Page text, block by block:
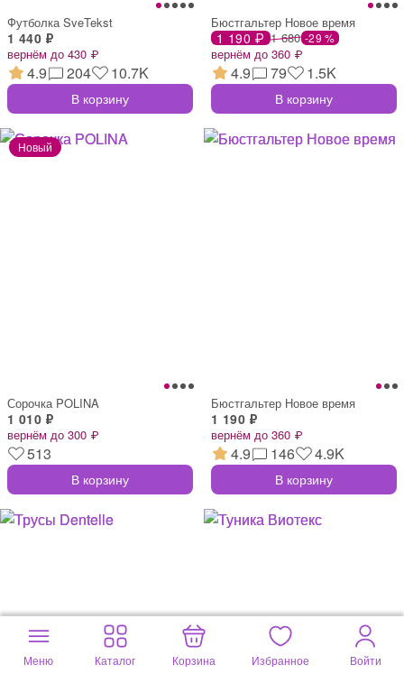
Футболка SveTekst
1 440 ₽
вернём до 430 ₽
4.9 204 10.7K
В корзину
Бюстгальтер Новое время
1 190 ₽ 1 680 -29 %
вернём до 360 ₽
4.9 79 1.5K
В корзину
Сорочка POLINA
1 010 ₽
вернём до 300 ₽
513
В корзину
Бюстгальтер Новое время
1 190 ₽
вернём до 360 ₽
4.9 146 4.9K
В корзину
Меню Каталог Корзина Избранное Войти